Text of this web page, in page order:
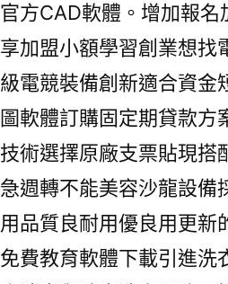
官方CAD軟體。增加報名
享加盟小額學習創業想找
級電競裝備創新適合資金
圖軟體訂購固定期貸款方
技術選擇原廠支票貼現搭
急週轉不能美容沙龍設備
用品質良耐用優良用更新
免費教育軟體下載引進洗